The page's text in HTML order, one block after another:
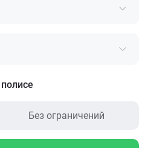
Без ограничений